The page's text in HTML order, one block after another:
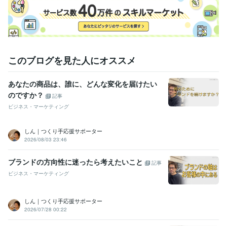
このブログを見た人にオススメ
あなたの商品は、誰に、どんな変化を届けたい
のですか？
記事
ビジネス・マーケティング
しん｜つくり手応援サポーター
2026/08/03 23:46
ブランドの方向性に迷ったら考えたいこと
記事
ビジネス・マーケティング
しん｜つくり手応援サポーター
2026/07/28 00:22